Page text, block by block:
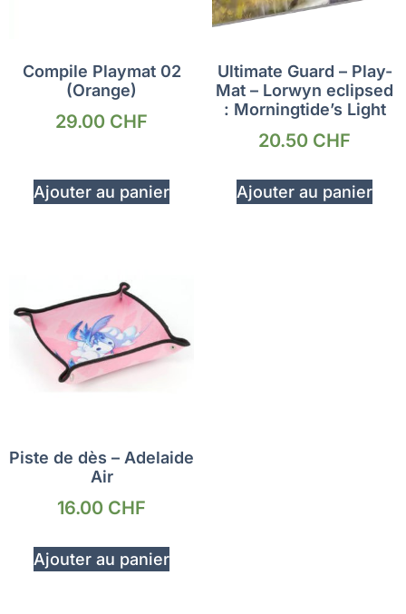
Compile Playmat 02
(Orange)
29.00 CHF
Ajouter au panier
Ultimate Guard – Play-
Mat – Lorwyn eclipsed
: Morningtide’s Light
20.50 CHF
Ajouter au panier
Piste de dès – Adelaide
Air
16.00 CHF
Ajouter au panier